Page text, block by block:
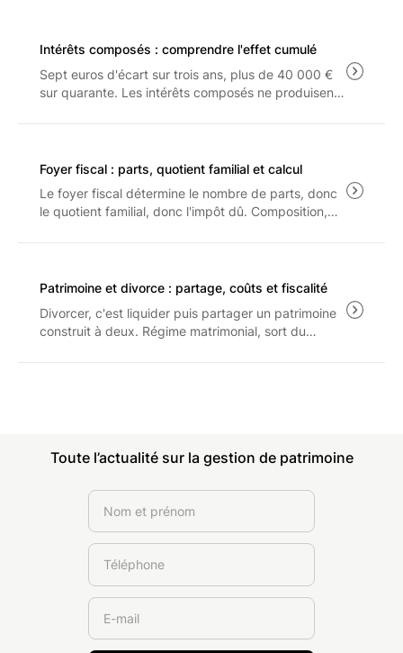
Intérêts composés : comprendre l'effet cumulé
Sept euros d'écart sur trois ans, plus de 40 000 €
sur quarante. Les intérêts composés ne produisent
Foyer fiscal : parts, quotient familial et calcul
Le foyer fiscal détermine le nombre de parts, donc
le quotient familial, donc l'impôt dû. Composition,
Patrimoine et divorce : partage, coûts et fiscalité
Divorcer, c'est liquider puis partager un patrimoine
construit à deux. Régime matrimonial, sort du
Toute l’actualité sur la gestion de patrimoine